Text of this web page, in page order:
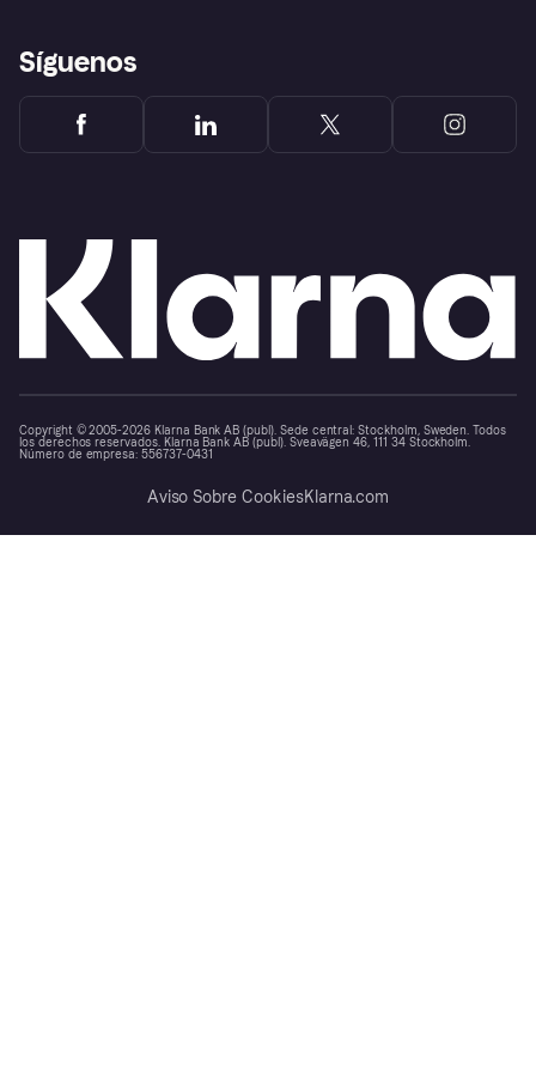
Síguenos
Copyright © 2005-2026 Klarna Bank AB (publ). Sede central: Stockholm, Sweden. Todos
los derechos reservados. Klarna Bank AB (publ). Sveavägen 46, 111 34 Stockholm.
Número de empresa: 556737-0431
Aviso Sobre CookiesKlarna.com